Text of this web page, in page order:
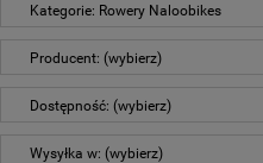
Kategorie: Rowery Naloobikes
Producent: (wybierz)
Dostępność: (wybierz)
Wysyłka w: (wybierz)